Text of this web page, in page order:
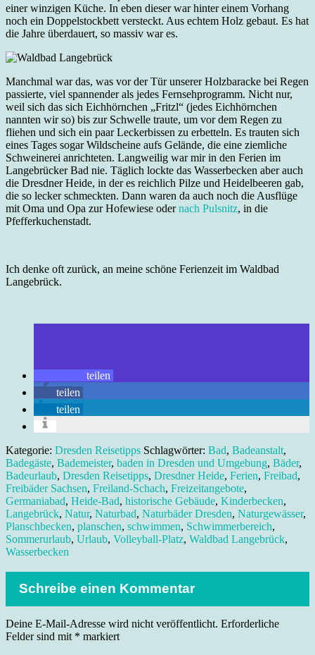
einer winzigen Küche. In eben dieser war hinter einem Vorhang
noch ein Doppelstockbett versteckt. Aus echtem Holz gebaut. Es hat
die Jahre überdauert, so massiv war es.
Manchmal war das, was vor der Tür unserer Holzbaracke bei Regen
passierte, viel spannender als jedes Fernsehprogramm. Nicht nur,
weil sich das sich Eichhörnchen „Fritzl“ (jedes Eichhörnchen
nannten wir so) bis zur Schwelle traute, um vor dem Regen zu
fliehen und sich ein paar Leckerbissen zu erbetteln. Es trauten sich
eines Tages sogar Wildscheine aufs Gelände, die eine ziemliche
Schweinerei anrichteten. Langweilig war mir in den Ferien im
Langebrücker Bad nie. Täglich lockte das Wasserbecken aber auch
die Dresdner Heide, in der es reichlich Pilze und Heidelbeeren gab,
die so lecker schmeckten. Dann waren da auch noch die Ausflüge
mit Oma und Opa zur Hofewiese odernach Pulsnitz, in die
Pfefferkuchenstadt.
Ich denke oft zurück, an meine schöne Ferienzeit im Waldbad
Langebrück.
teilen
teilen
teilen
Kategorie: Dresden Reisetipps Schlagwörter: Bad, Badeanstalt,
Badegäste, Bademeister, baden in Dresden und Umgebung, Bäder,
Badeurlaub, Dresden Reisetipps, Dresdner Heide, Ferien, Freibad,
Freibäder Sachsen, Freiland-Schach, Freizeitangebote,
Germaniabad, Heide-Bad, historische Gebäude, Kinderbecken,
Langebrück, Natur, Naturbad, Naturbäder Dresden, Naturgewässer,
Planschbecken, planschen, schwimmen, Schwimmerbereich,
Sommerurlaub, Urlaub, Volleyball-Platz, Waldbad Langebrück,
Wasserbecken
Schreibe einen Kommentar
Deine E-Mail-Adresse wird nicht veröffentlicht. Erforderliche
Felder sind mit * markiert